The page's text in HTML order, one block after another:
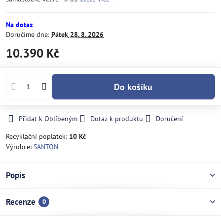
Na dotaz
Doručíme dne: Pátek 28. 8. 2026
10.390 Kč
Do košíku
Přidat k Oblíbeným Dotaz k produktu
Doručení
Recyklační poplatek: 10 Kč
Výrobce: SANTON
Popis
Recenze 0